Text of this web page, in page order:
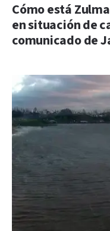
Cómo está
en situación de
comunicado de